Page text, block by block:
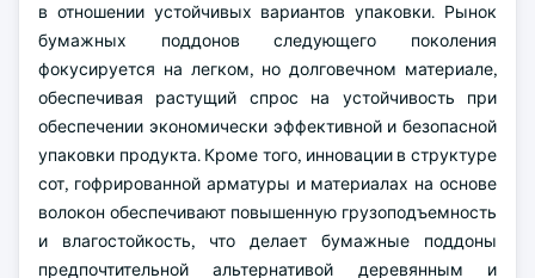
в отношении устойчивых вариантов упаковки. Рынок
бумажных поддонов следующего поколения
фокусируется на легком, но долговечном материале,
обеспечивая растущий спрос на устойчивость при
обеспечении экономически эффективной и безопасной
упаковки продукта. Кроме того, инновации в структуре
сот, гофрированной арматуры и материалах на основе
волокон обеспечивают повышенную грузоподъемность
и влагостойкость, что делает бумажные поддоны
предпочтительной альтернативой деревянным и